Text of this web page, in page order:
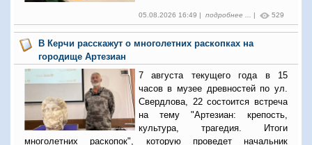
05.08.2026 16:49 | подробнее ... | 529
В Керчи расскажут о многолетних раскопках на
городище Артезиан
7 августа текущего года в 15
часов в музее древностей по ул.
Свердлова, 22 состоится встреча
на тему "Артезиан: крепость,
культура, трагедия. Итоги
многолетних раскопок", которую проведет начальник